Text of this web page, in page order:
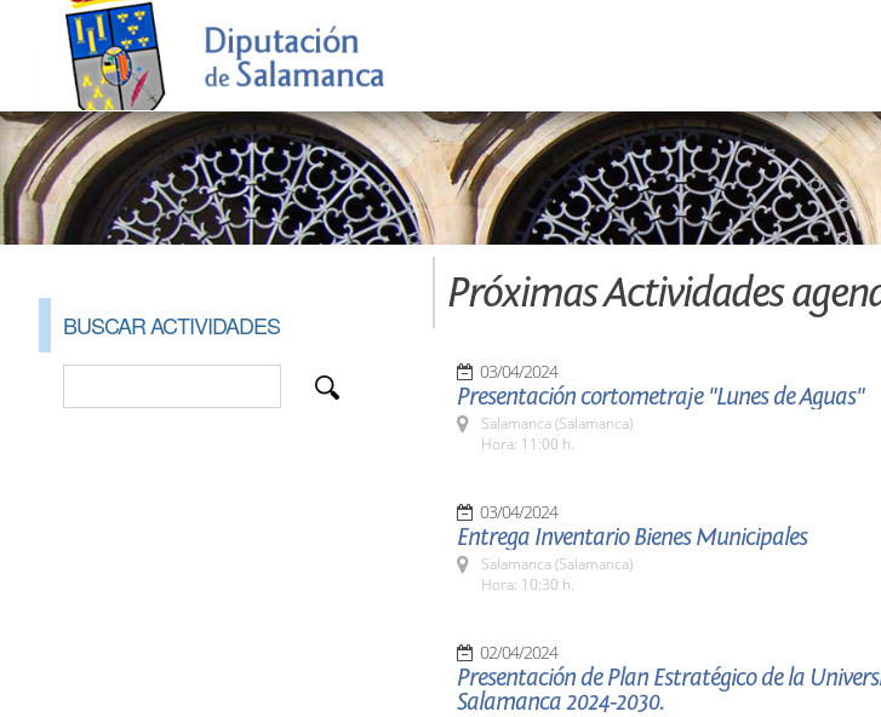
BUSCAR ACTIVIDADES
Próximas Actividades
03/04/2024
Presentación cortometraje "Lunes de Aguas"
Salamanca (Salamanca)
Hora: 11:00 h.
03/04/2024
Entrega Inventario Bienes Municipales
Salamanca (Salamanca)
Hora: 10:30 h.
02/04/2024
Presentación de Plan Estratégico de la
Salamanca 2024-2030.